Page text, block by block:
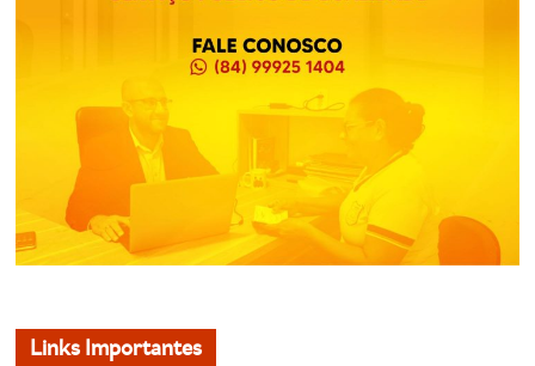
Links Importantes